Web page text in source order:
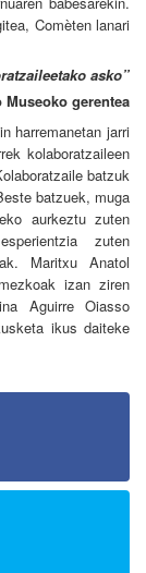
Comèten lanari
asko”
gerentea
harremanetan jarri
kolaboratzaileen
batzuk
batzuek, muga
aurkeztu zuten
zuten
Maritxu Anatol
izan ziren
Aguirre Oiasso
ikus daiteke